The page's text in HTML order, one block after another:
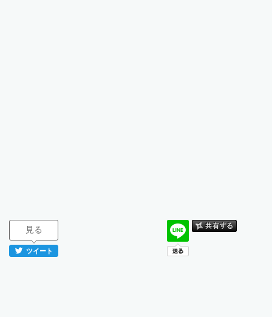
見る
ツイート